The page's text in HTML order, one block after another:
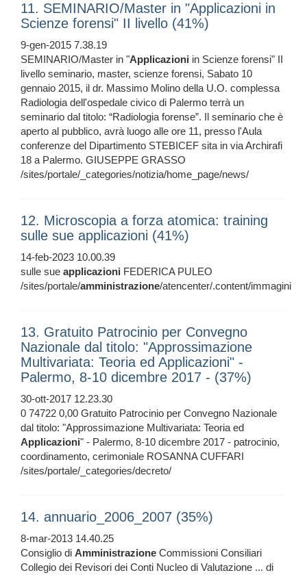
11. SEMINARIO/Master in "Applicazioni in
Scienze forensi" II livello (41%)
9-gen-2015 7.38.19
SEMINARIO/Master in "Applicazioni in Scienze forensi" II
livello seminario, master, scienze forensi, Sabato 10
gennaio 2015, il dr. Massimo Molino della U.O. complessa
Radiologia dell'ospedale civico di Palermo terrà un
seminario dal titolo: “Radiologia forense”. Il seminario che è
aperto al pubblico, avrà luogo alle ore 11, presso l'Aula
conferenze del Dipartimento STEBICEF sita in via Archirafi
18 a Palermo. GIUSEPPE GRASSO
/sites/portale/_categories/notizia/home_page/news/
12. Microscopia a forza atomica: training
sulle sue applicazioni (41%)
14-feb-2023 10.00.39
sulle sue applicazioni FEDERICA PULEO
/sites/portale/amministrazione/atencenter/.content/immagini
13. Gratuito Patrocinio per Convegno
Nazionale dal titolo: "Approssimazione
Multivariata: Teoria ed Applicazioni" -
Palermo, 8-10 dicembre 2017 - (37%)
30-ott-2017 12.23.30
0 74722 0,00 Gratuito Patrocinio per Convegno Nazionale
dal titolo: "Approssimazione Multivariata: Teoria ed
Applicazioni" - Palermo, 8-10 dicembre 2017 - patrocinio,
coordinamento, cerimoniale ROSANNA CUFFARI
/sites/portale/_categories/decreto/
14. annuario_2006_2007 (35%)
8-mar-2013 14.40.25
Consiglio di Amministrazione Commissioni Consiliari
Collegio dei Revisori dei Conti Nucleo di Valutazione ... di